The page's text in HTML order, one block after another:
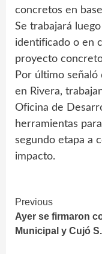
concretos en
Se trabajará
identificado o en
proyecto
Por último
en Rivera,
Oficina de
herramientas
segundo etapa a
impacto.
Continue
Reading
Previous
Ayer se firmaron
Municipal y Cujó